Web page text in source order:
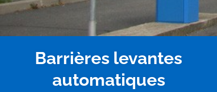
Barrières levantes
automatiques